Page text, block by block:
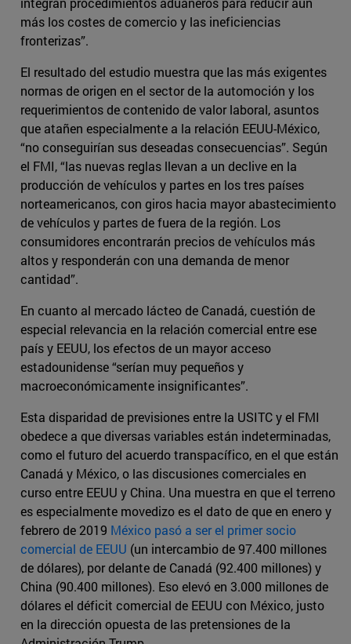
más los costes de comercio y las ineficiencias
fronterizas”.
El resultado del estudio muestra que las más exigentes
normas de origen en el sector de la automoción y los
requerimientos de contenido de valor laboral, asuntos
que atañen especialmente a la relación EEUU-México,
“no conseguirían sus deseadas consecuencias”. Según
el FMI, “las nuevas reglas llevan a un declive en la
producción de vehículos y partes en los tres países
norteamericanos, con giros hacia mayor abastecimiento
de vehículos y partes de fuera de la región. Los
consumidores encontrarán precios de vehículos más
altos y responderán con una demanda de menor
cantidad”.
En cuanto al mercado lácteo de Canadá, cuestión de
especial relevancia en la relación comercial entre ese
país y EEUU, los efectos de un mayor acceso
estadounidense “serían muy pequeños y
macroeconómicamente insignificantes”.
Esta disparidad de previsiones entre la USITC y el FMI
obedece a que diversas variables están indeterminadas,
como el futuro del acuerdo transpacífico, en el que están
Canadá y México, o las discusiones comerciales en
curso entre EEUU y China. Una muestra en que el terreno
es especialmente movedizo es el dato de que en enero y
febrero de 2019 México pasó a ser el primer socio
comercial de EEUU (un intercambio de 97.400 millones
de dólares), por delante de Canadá (92.400 millones) y
China (90.400 millones). Eso elevó en 3.000 millones de
dólares el déficit comercial de EEUU con México, justo
en la dirección opuesta de las pretensiones de la